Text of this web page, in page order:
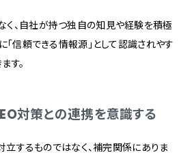
く、自社が持つ独自の知見や経験を積極
「信頼できる情報源」として認識されやす
す。
対策との連携を意識する
するものではなく、補完関係にありま